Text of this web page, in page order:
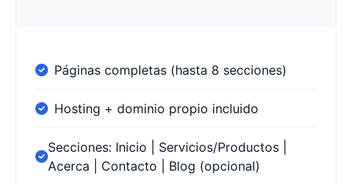
Páginas completas (hasta 8 secciones)
Hosting + dominio propio incluido
Secciones: Inicio | Servicios/Productos |
Acerca | Contacto | Blog (opcional)